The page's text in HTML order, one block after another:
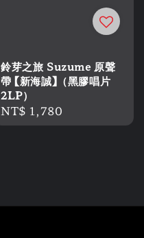
鈴芽之旅 Suzume 原聲
帶 【新海誠】（黑膠唱片
2LP）
Regular
price
NT$ 1,780